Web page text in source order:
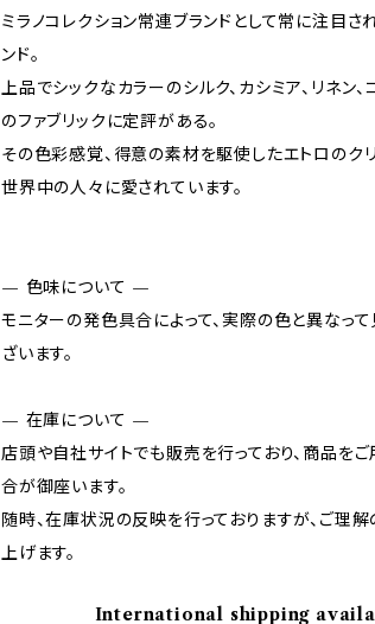
ミラノコレクション常連ブランドとして常に注目さ
ンド。
上品でシックなカラーのシルク、カシミア、リネン
のファブリックに定評がある。
その色彩感覚、得意の素材を駆使したエトロのクリ
世界中の人々に愛されています。
— 色味について —
モニターの発色具合によって、実際の色と異なっ
ざいます。
— 在庫について —
店頭や自社サイトでも販売を行っており、商品を
合が御座います。
随時、在庫状況の反映を行っておりますが、ご理解
上げます。
International shipping